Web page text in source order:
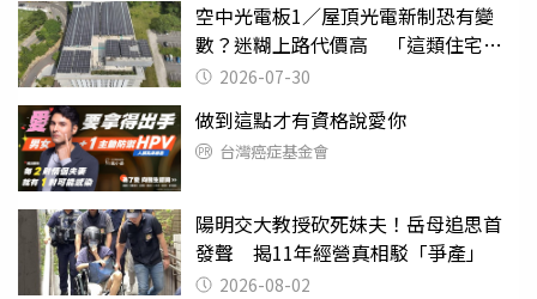
空中光電板1／屋頂光電新制恐有變
數？迷糊上路代價高 「這類住宅」
衝擊最大
2026-07-30
做到這點才有資格說愛你
台灣癌症基金會
陽明交大教授砍死妹夫！岳母追思首
發聲 揭11年經營真相駁「爭產」
2026-08-02